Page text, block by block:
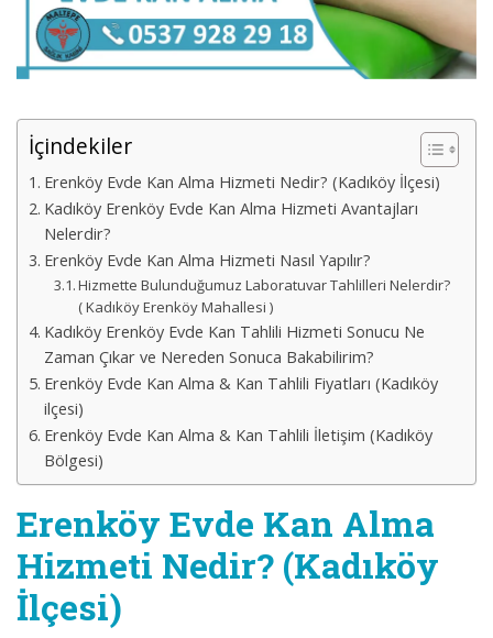
İçindekiler
Erenköy Evde Kan Alma Hizmeti Nedir? (Kadıköy İlçesi)
Kadıköy Erenköy Evde Kan Alma Hizmeti Avantajları
Nelerdir?
Erenköy Evde Kan Alma Hizmeti Nasıl Yapılır?
Hizmette Bulunduğumuz Laboratuvar Tahlilleri Nelerdir?
( Kadıköy Erenköy Mahallesi )
Kadıköy Erenköy Evde Kan Tahlili Hizmeti Sonucu Ne
Zaman Çıkar ve Nereden Sonuca Bakabilirim?
Erenköy Evde Kan Alma & Kan Tahlili Fiyatları (Kadıköy
ilçesi)
Erenköy Evde Kan Alma & Kan Tahlili İletişim (Kadıköy
Bölgesi)
Erenköy Evde Kan Alma
Hizmeti Nedir? (Kadıköy
İlçesi)